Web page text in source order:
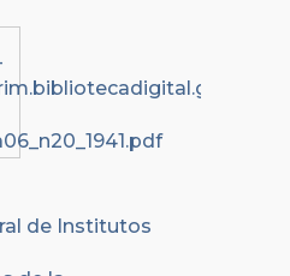
de Institutos